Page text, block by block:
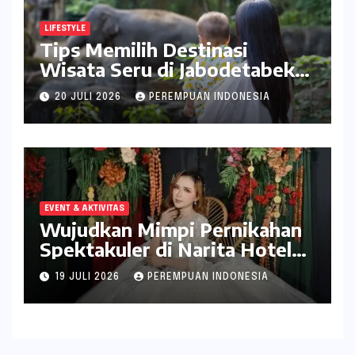
LIFESTYLE
Tips Memilih Destinasi
Wisata Seru di Jabodetabek
ala inDrive
20 JULI 2026 PEREMPUAN INDONESIA
EVENT & AKTIVITAS
Wujudkan Mimpi Pernikahan
Spektakuler di Narita Hotel
Surabaya
19 JULI 2026 PEREMPUAN INDONESIA